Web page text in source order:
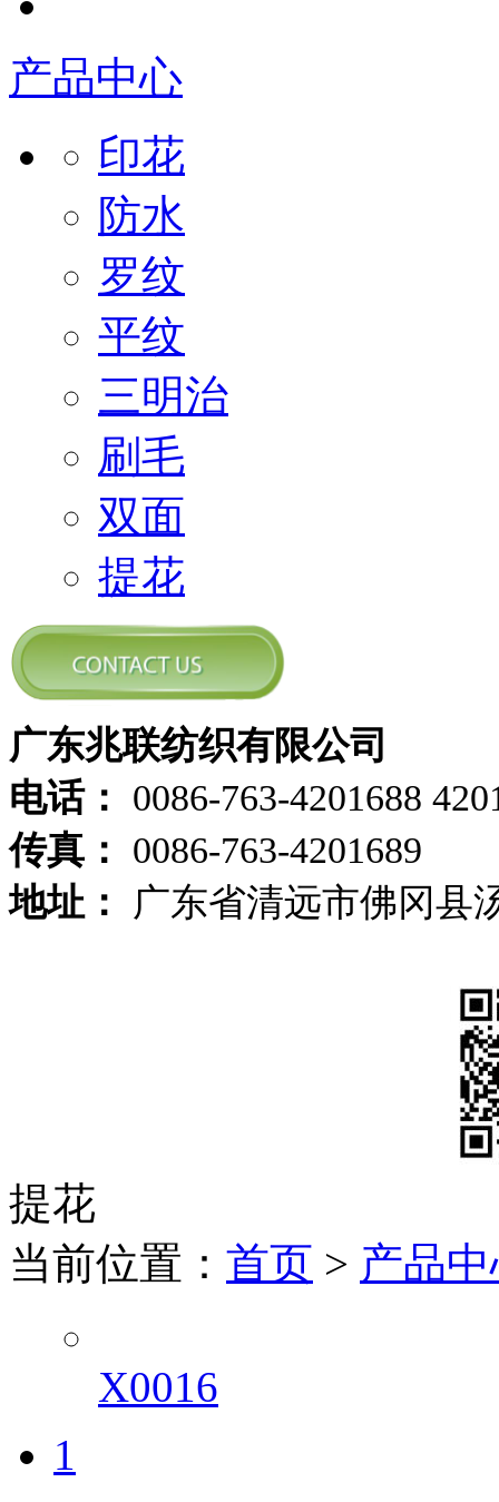
产品中心
印花
防水
罗纹
平纹
三明治
刷毛
双面
提花
广东兆联纺织有限公司
电话：
0086-763-4201688
传真：
0086-763-4201689
地址：
广东省清远市佛冈县
提花
当前位置： 首页 > 产品
X0016
1